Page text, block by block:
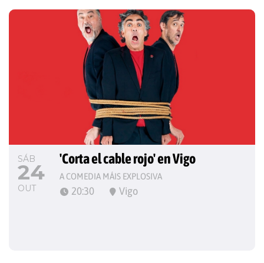
SÁB
24
OUT
'Corta el cable rojo' en Vigo
A COMEDIA MÁIS EXPLOSIVA
20:30 Vigo